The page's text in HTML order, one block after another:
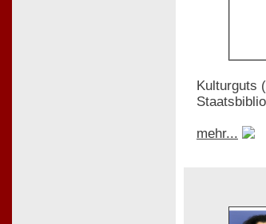
Kulturguts
mehr...